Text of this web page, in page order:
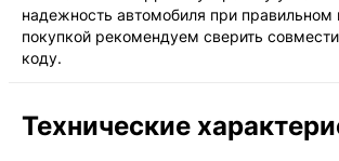
надежность автомобиля при правильном
покупкой рекомендуем сверить
коду.
Технические